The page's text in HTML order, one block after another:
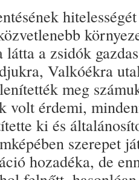
látta a zsidók
Valkóékra
meg
volt érdemi,
ki és
szerepet
hozadéka, de